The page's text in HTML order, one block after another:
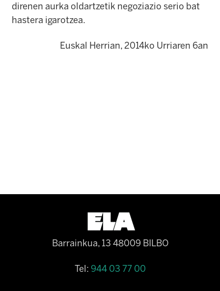
direnen aurka oldartzetik negoziazio serio bat
hastera igarotzea.
Euskal Herrian, 2014ko Urriaren 6an
Barrainkua, 13 48009 BILBO
Tel: 944 03 77 00